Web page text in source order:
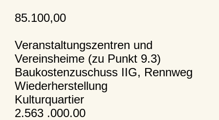
85.100,00
Veranstaltungszentren und
Vereinsheime (zu Punkt 9.3)
Baukostenzuschuss IIG, Rennweg
Wiederherstellung
Kulturquartier
2.563 .000.00